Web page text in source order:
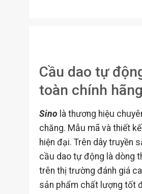
Cầu dao tự
toàn chính
Sino là thương hiệu
chăng. Mẫu mã và thiết
hiện đại. Trên dây truyền
cầu dao tự động là dòng
trên thị trường đánh giá
sản phẩm chất lượng tốt